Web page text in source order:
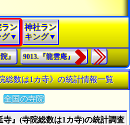
ン
グ▼
神社ラン
キング▼
』 9013.『龍雲庵』
総数は1カ寺》の統計情報一覧
全国の寺院
寺』(寺院総数は1カ寺)の統計調査